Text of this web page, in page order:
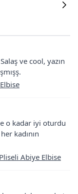
ve cool, yazın
o kadar iyi oturdu
kadının
Abiye Elbise